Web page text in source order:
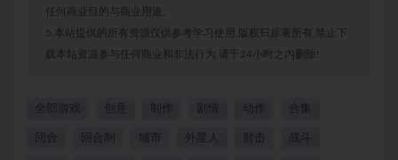
任何商业目的与商业用途。
5.本站提供的所有资源仅供参考学习使用,版权归原著所有,禁止下
载本站资源参与任何商业和非法行为,请于24小时之内删除!
全部游戏 创意 制作 剧情 动作 合集
回合 回合制 城市 外星人 射击 战斗